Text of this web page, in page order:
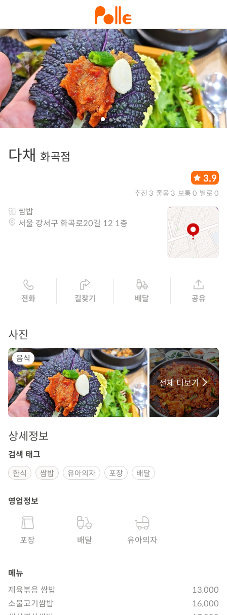
다채 화곡점
3.9
추천 3 좋음 3 보통 0 별로 0
쌈밥
서울 강서구 화곡로20길 12 1층
전화 길찾기 배달 공유
사진
음식
전체 더보기
상세정보
검색 태그
한식 쌈밥 유아의자 포장 배달
영업정보
포장 배달 유아의자
메뉴
제육볶음 쌈밥
13,000
소불고기쌈밥
16,000